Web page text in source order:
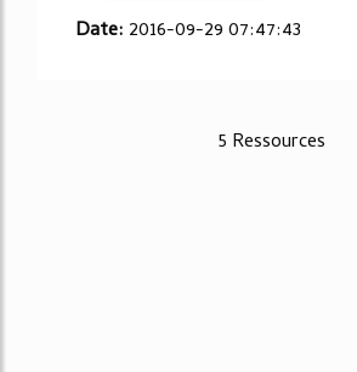
Date: 2016-09-29 07:47:43
5 Ressources